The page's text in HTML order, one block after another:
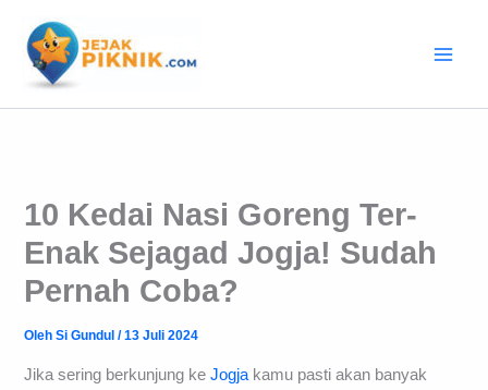
konten
10 Kedai Nasi Goreng Ter-
Enak Sejagad Jogja! Sudah
Pernah Coba?
OlehSi Gundul/13 Juli 2024
Jika sering berkunjung keJogja kamu pasti akan banyak